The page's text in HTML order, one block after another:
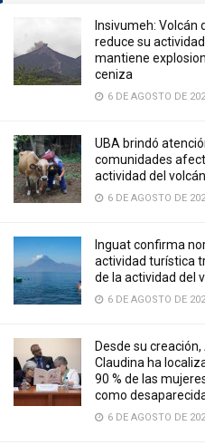
Insivumeh: Volcán
reduce su
mantiene
ceniza
6 DE AGOSTO DE
UBA brindó
comunidades
actividad del
6 DE AGOSTO DE
Inguat confirma
actividad turística
de la actividad del
6 DE AGOSTO DE
Desde su
Claudina ha
90 % de las
como
6 DE AGOSTO DE